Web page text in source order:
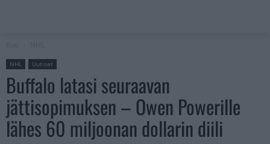
NHL Uutiset
Buffalo latasi seuraavan
jättisopimuksen – Owen Powerille
lähes 60 miljoonan dollarin diili